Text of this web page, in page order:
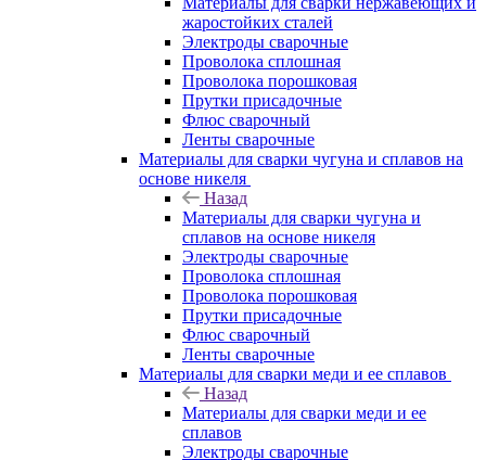
жаростойких сталей
Электроды сварочные
Проволока сплошная
Проволока порошковая
Прутки присадочные
Флюс сварочный
Ленты сварочные
Материалы для сварки чугуна и сплавов на
основе никеля
Назад
Материалы для сварки чугуна и
сплавов на основе никеля
Электроды сварочные
Проволока сплошная
Проволока порошковая
Прутки присадочные
Флюс сварочный
Ленты сварочные
Материалы для сварки меди и ее сплавов
Назад
Материалы для сварки меди и ее
сплавов
Электроды сварочные